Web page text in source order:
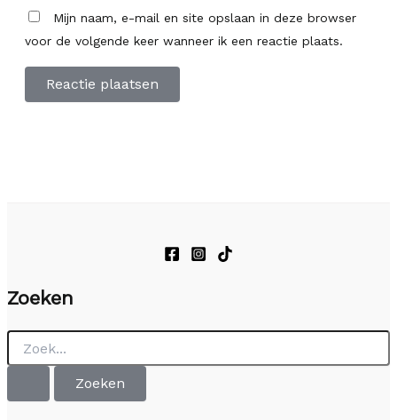
Mijn naam, e-mail en site opslaan in deze browser
voor de volgende keer wanneer ik een reactie plaats.
Zoeken
Zoek
naar: